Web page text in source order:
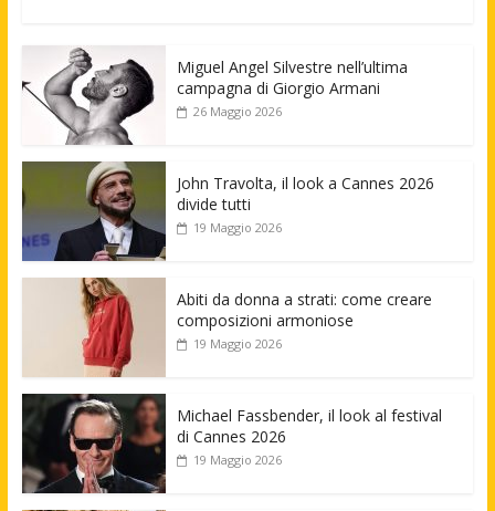
Miguel Angel Silvestre nell’ultima
campagna di Giorgio Armani
26 Maggio 2026
John Travolta, il look a Cannes 2026
divide tutti
19 Maggio 2026
Abiti da donna a strati: come creare
composizioni armoniose
19 Maggio 2026
Michael Fassbender, il look al festival
di Cannes 2026
19 Maggio 2026